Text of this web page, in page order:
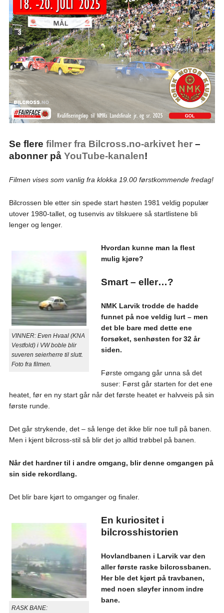
Se flere filmer fra Bilcross.no-arkivet her–
abonner på YouTube-kanalen!
Filmen vises som vanlig fra klokka 19.00 førstkommende fredag!
Bilcrossen ble etter sin spede start høsten 1981 veldig populær
utover 1980-tallet, og tusenvis av tilskuere så startlistene bli
lenger og lenger.
VINNER: Even Hvaal (KNA
Vestfold) i VW boble blir
suveren seierherre til slutt.
Foto fra filmen.
Hvordan kunne man la flest
mulig kjøre?
Smart – eller…?
NMK Larvik trodde de hadde
funnet på noe veldig lurt – men
det ble bare med dette ene
forsøket, senhøsten for 32 år
siden.
Første omgang går unna så det
suser: Først går starten for det ene
heatet, før en ny start går når det første heatet er halvveis på sin
første runde.
Det går strykende, det – så lenge det ikke blir noe tull på banen.
Men i kjent bilcross-stil så blir det jo alltid trøbbel på banen.
Når det hardner til i andre omgang, blir denne omgangen på
sin side rekordlang.
Det blir bare kjørt to omganger og finaler.
RASK BANE:
En kuriositet i
bilcrosshistorien
Hovlandbanen i Larvik var den
aller første raske bilcrossbanen.
Her ble det kjørt på travbanen,
med noen sløyfer innom indre
bane.